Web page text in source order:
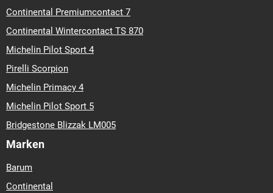
Continental Premiumcontact 7
Continental Wintercontact TS 870
Michelin Pilot Sport 4
Pirelli Scorpion
Michelin Primacy 4
Michelin Pilot Sport 5
Bridgestone Blizzak LM005
Marken
Barum
Continental